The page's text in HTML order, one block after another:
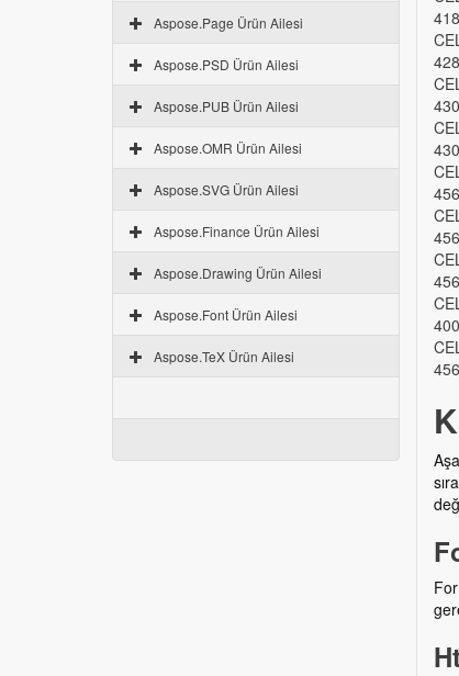
Aspose.Page Ürün Ailesi
Aspose.PSD Ürün Ailesi
Aspose.PUB Ürün Ailesi
Aspose.OMR Ürün Ailesi
Aspose.SVG Ürün Ailesi
Aspose.Finance Ürün Ailesi
Aspose.Drawing Ürün Ailesi
Aspose.Font Ürün Ailesi
Aspose.TeX Ürün Ailesi